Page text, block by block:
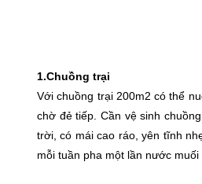
1.Chuồng trại
Với chuồng trại 200m2 có thể
chờ đẻ tiếp. Cần vệ sinh
trời, có mái cao ráo, yên tĩnh
mỗi tuần pha một lần nước